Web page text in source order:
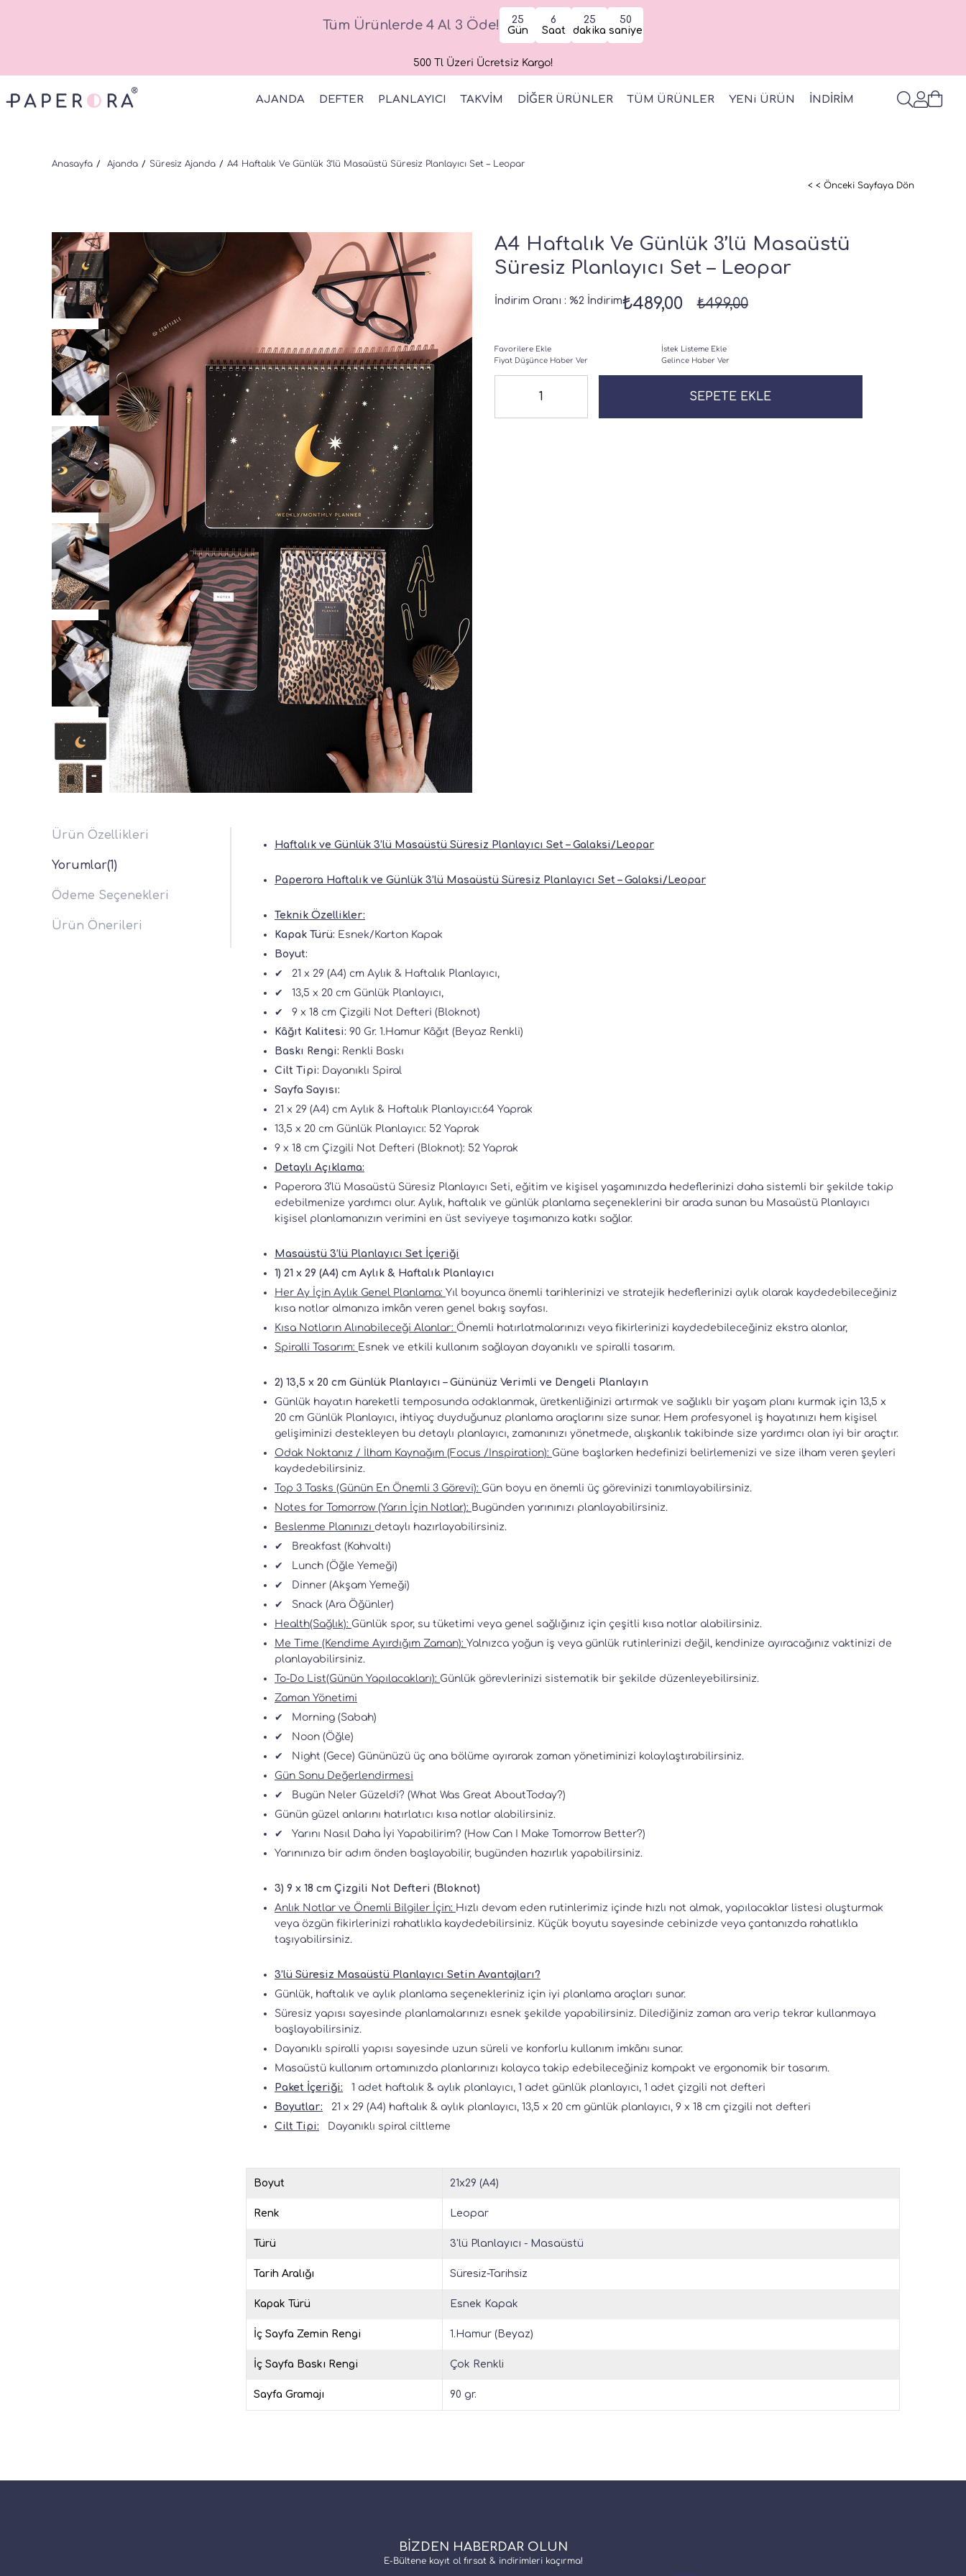
Tüm Ürünlerde 4 Al 3 Öde!
25
Gün
6
Saat
25
dakika
49
saniye
500 Tl Üzeri Ücretsiz Kargo!
AJANDA DEFTER PLANLAYICI TAKVİM DİĞER ÜRÜNLER TÜM ÜRÜNLER YENi ÜRÜN İNDİRİM
Anasayfa Ajanda Süresiz Ajanda A4 Haftalık Ve Günlük 3’lü Masaüstü Süresiz Planlayıcı Set – Leopar
< < Önceki Sayfaya Dön
A4 Haftalık Ve Günlük 3’lü Masaüstü
Süresiz Planlayıcı Set – Leopar
İndirim Oranı : %2İndirim ₺499,00
₺489,00
Favorilere Ekle
İstek Listeme Ekle
Fiyat Düşünce Haber Ver
Gelince Haber Ver
Ürün Özellikleri
Yorumlar(1)
Ödeme Seçenekleri
Ürün Önerileri
Haftalık ve Günlük 3’lü Masaüstü Süresiz Planlayıcı Set – Galaksi/Leopar
Paperora Haftalık ve Günlük 3’lü Masaüstü Süresiz Planlayıcı Set – Galaksi/Leopar
Teknik Özellikler:
Kapak Türü: Esnek/Karton Kapak
Boyut:
✔
21 x 29 (A4) cm Aylık & Haftalık Planlayıcı,
✔
13,5 x 20 cm Günlük Planlayıcı,
✔
9 x 18 cm Çizgili Not Defteri (Bloknot)
Kâğıt Kalitesi: 90 Gr. 1.Hamur Kâğıt (Beyaz Renkli)
Baskı Rengi: Renkli Baskı
Cilt Tipi: Dayanıklı Spiral
Sayfa Sayısı:
21 x 29 (A4) cm Aylık & Haftalık Planlayıcı:64 Yaprak
13,5 x 20 cm Günlük Planlayıcı: 52 Yaprak
9 x 18 cm Çizgili Not Defteri (Bloknot): 52 Yaprak
Detaylı Açıklama:
Paperora 3’lü Masaüstü Süresiz Planlayıcı Seti, eğitim ve kişisel yaşamınızda hedeflerinizi daha sistemli bir şekilde takip
edebilmenize yardımcı olur. Aylık, haftalık ve günlük planlama seçeneklerini bir arada sunan bu Masaüstü Planlayıcı
kişisel planlamanızın verimini en üst seviyeye taşımanıza katkı sağlar.
Masaüstü 3’lü Planlayıcı Set İçeriği
1) 21 x 29 (A4) cm Aylık & Haftalık Planlayıcı
Her Ay İçin Aylık Genel Planlama: Yıl boyunca önemli tarihlerinizi ve stratejik hedeflerinizi aylık olarak kaydedebileceğiniz
kısa notlar almanıza imkân veren genel bakış sayfası.
Kısa Notların Alınabileceği Alanlar: Önemli hatırlatmalarınızı veya fikirlerinizi kaydedebileceğiniz ekstra alanlar,
Spiralli Tasarım: Esnek ve etkili kullanım sağlayan dayanıklı ve spiralli tasarım.
2) 13,5 x 20 cm Günlük Planlayıcı – Gününüz Verimli ve Dengeli Planlayın
Günlük hayatın hareketli temposunda odaklanmak, üretkenliğinizi artırmak ve sağlıklı bir yaşam planı kurmak için 13,5 x
20 cm Günlük Planlayıcı, ihtiyaç duyduğunuz planlama araçlarını size sunar. Hem profesyonel iş hayatınızı hem kişisel
gelişiminizi destekleyen bu detaylı planlayıcı, zamanınızı yönetmede, alışkanlık takibinde size yardımcı olan iyi bir araçtır.
Odak Noktanız / İlham Kaynağım (Focus /Inspiration): Güne başlarken hedefinizi belirlemenizi ve size ilham veren şeyleri
kaydedebilirsiniz.
Top 3 Tasks (Günün En Önemli 3 Görevi): Gün boyu en önemli üç görevinizi tanımlayabilirsiniz.
Notes for Tomorrow (Yarın İçin Notlar): Bugünden yarınınızı planlayabilirsiniz.
Beslenme Planınızı detaylı hazırlayabilirsiniz.
✔
Breakfast (Kahvaltı)
✔
Lunch (Öğle Yemeği)
✔
Dinner (Akşam Yemeği)
✔
Snack (Ara Öğünler)
Health(Sağlık): Günlük spor, su tüketimi veya genel sağlığınız için çeşitli kısa notlar alabilirsiniz.
Me Time (Kendime Ayırdığım Zaman): Yalnızca yoğun iş veya günlük rutinlerinizi değil, kendinize ayıracağınız vaktinizi de
planlayabilirsiniz.
To-Do List(Günün Yapılacakları): Günlük görevlerinizi sistematik bir şekilde düzenleyebilirsiniz.
Zaman Yönetimi
✔
Morning (Sabah)
✔
Noon (Öğle)
✔
Night (Gece) Gününüzü üç ana bölüme ayırarak zaman yönetiminizi kolaylaştırabilirsiniz.
Gün Sonu Değerlendirmesi
✔
Bugün Neler Güzeldi? (What Was Great AboutToday?)
Günün güzel anlarını hatırlatıcı kısa notlar alabilirsiniz.
✔
Yarını Nasıl Daha İyi Yapabilirim? (How Can I Make Tomorrow Better?)
Yarınınıza bir adım önden başlayabilir, bugünden hazırlık yapabilirsiniz.
3) 9 x 18 cm Çizgili Not Defteri (Bloknot)
Anlık Notlar ve Önemli Bilgiler İçin: Hızlı devam eden rutinlerimiz içinde hızlı not almak, yapılacaklar listesi oluşturmak
veya özgün fikirlerinizi rahatlıkla kaydedebilirsiniz. Küçük boyutu sayesinde cebinizde veya çantanızda rahatlıkla
taşıyabilirsiniz.
3’lü Süresiz Masaüstü Planlayıcı Setin Avantajları?
Günlük, haftalık ve aylık planlama seçenekleriniz için iyi planlama araçları sunar.
Süresiz yapısı sayesinde planlamalarınızı esnek şekilde yapabilirsiniz. Dilediğiniz zaman ara verip tekrar kullanmaya
başlayabilirsiniz.
Dayanıklı spiralli yapısı sayesinde uzun süreli ve konforlu kullanım imkânı sunar.
Masaüstü kullanım ortamınızda planlarınızı kolayca takip edebileceğiniz kompakt ve ergonomik bir tasarım.
Paket İçeriği:
1 adet haftalık & aylık planlayıcı, 1 adet günlük planlayıcı, 1 adet çizgili not defteri
Boyutlar:
21 x 29 (A4) haftalık & aylık planlayıcı, 13,5 x 20 cm günlük planlayıcı, 9 x 18 cm çizgili not defteri
Cilt Tipi:
Dayanıklı spiral ciltleme
Boyut 21x29 (A4)
Renk Leopar
Türü 3'lü Planlayıcı - Masaüstü
Tarih Aralığı Süresiz-Tarihsiz
Kapak Türü Esnek Kapak
İç Sayfa Zemin Rengi 1.Hamur (Beyaz)
İç Sayfa Baskı Rengi Çok Renkli
Sayfa Gramajı 90 gr.
BİZDEN HABERDAR OLUN
E-Bültene kayıt ol fırsat & indirimleri kaçırma!